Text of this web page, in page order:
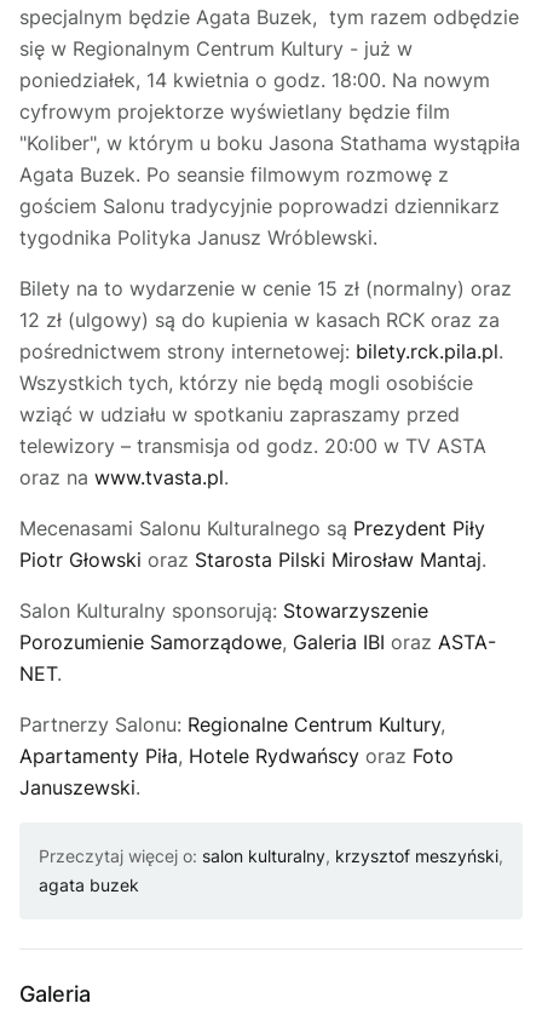
specjalnym będzie Agata Buzek, tym razem odbędzie
się w Regionalnym Centrum Kultury - już w
poniedziałek, 14 kwietnia o godz. 18:00. Na nowym
cyfrowym projektorze wyświetlany będzie film
"Koliber", w którym u boku Jasona Stathama wystąpiła
Agata Buzek. Po seansie filmowym rozmowę z
gościem Salonu tradycyjnie poprowadzi dziennikarz
tygodnika Polityka Janusz Wróblewski.
Bilety na to wydarzenie w cenie 15 zł (normalny) oraz
12 zł (ulgowy) są do kupienia w kasach RCK oraz za
pośrednictwem strony internetowej: bilety.rck.pila.pl.
Wszystkich tych, którzy nie będą mogli osobiście
wziąć w udziału w spotkaniu zapraszamy przed
telewizory – transmisja od godz. 20:00 w TV ASTA
oraz na www.tvasta.pl.
Mecenasami Salonu Kulturalnego są Prezydent Piły
Piotr Głowski oraz Starosta Pilski Mirosław Mantaj.
Salon Kulturalny sponsorują: Stowarzyszenie
Porozumienie Samorządowe, Galeria IBI oraz ASTA-
NET.
Partnerzy Salonu: Regionalne Centrum Kultury,
Apartamenty Piła, Hotele Rydwańscy oraz Foto
Januszewski.
Przeczytaj więcej o: salon kulturalny, krzysztof meszyński,
agata buzek
Galeria